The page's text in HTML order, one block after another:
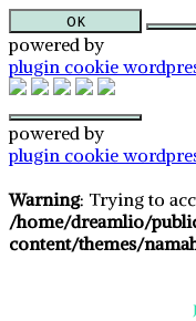
OK
powered by
plugin cookie
powered by
plugin cookie
to
content
Warning: Trying to
/home/dreamlio/
content/themes/